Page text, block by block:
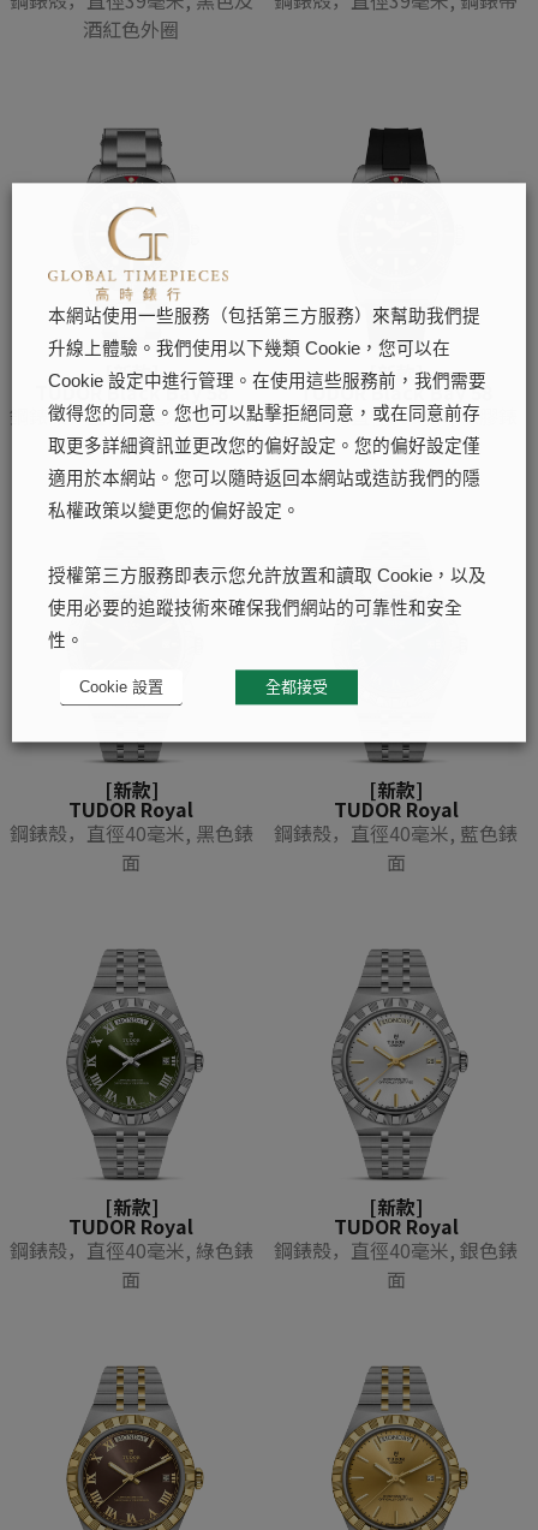
酒紅色外圈
[新款]
TUDOR Black Bay 58
鋼錶殼，直徑39毫米, 鋼錶帶
[新款]
TUDOR Black Bay 58
鋼錶殼，直徑39毫米, 橡膠錶
帶
[新款]
TUDOR Royal
鋼錶殼，直徑40毫米, 黑色錶
面
[新款]
TUDOR Royal
鋼錶殼，直徑40毫米, 藍色錶
面
[新款]
TUDOR Royal
鋼錶殼，直徑40毫米, 綠色錶
面
[新款]
TUDOR Royal
鋼錶殼，直徑40毫米, 銀色錶
面
本網站使用一些服務（包括第三方服務）來幫助我們提
升線上體驗。我們使用以下幾類 Cookie，您可以在
Cookie 設定中進行管理。在使用這些服務前，我們需要
徵得您的同意。您也可以點擊拒絕同意，或在同意前存
取更多詳細資訊並更改您的偏好設定。您的偏好設定僅
適用於本網站。您可以隨時返回本網站或造訪我們的隱
私權政策以變更您的偏好設定。
授權第三方服務即表示您允許放置和讀取 Cookie，以及
使用必要的追蹤技術來確保我們網站的可靠性和安全
性。
Cookie 設置 全都接受